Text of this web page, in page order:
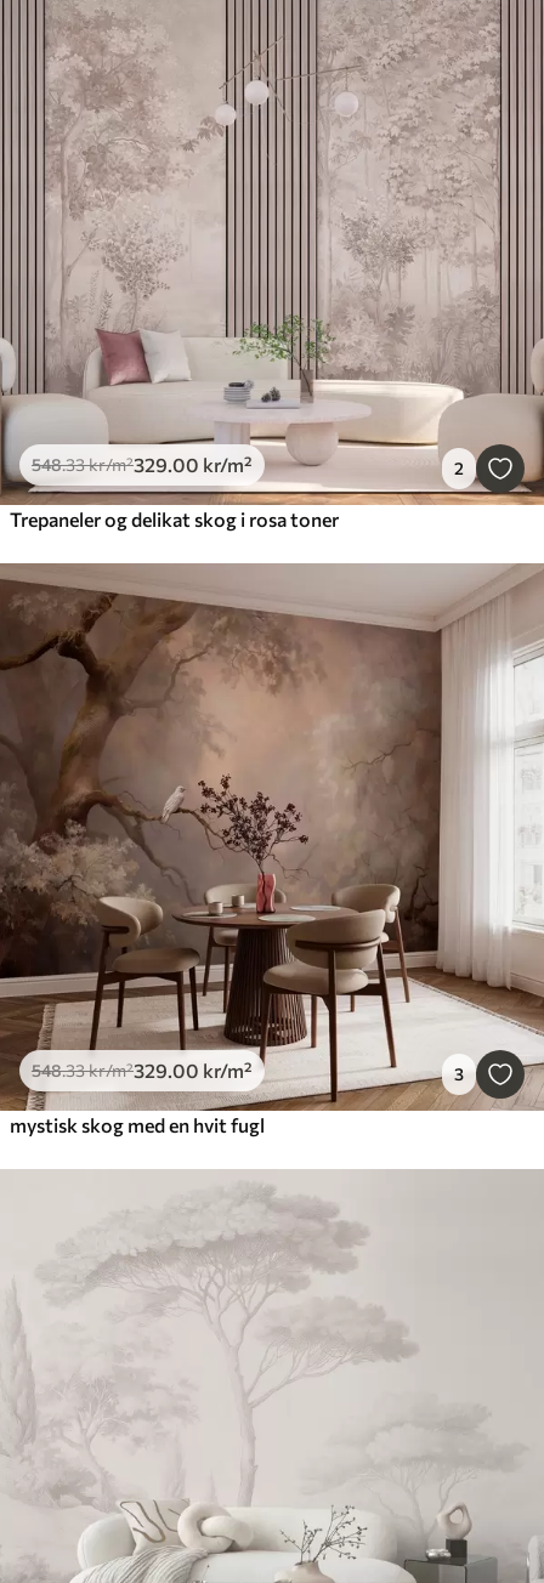
548.33kr/m²329.00 kr/m² 2
Trepaneler og delikat skog i rosa toner
548.33kr/m²329.00 kr/m² 3
mystisk skog med en hvit fugl